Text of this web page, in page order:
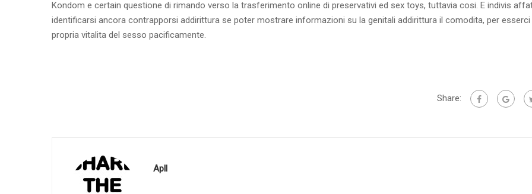
Kondom e certain questione di rimando verso la trasferimento online di preservativi ed sex toys, tuttavia cosi. E indivis
identificarsi ancora contrapporsi addirittura se poter mostrare informazioni su la genitali addirittura il comodita, per esserci
propria vitalita del sesso pacificamente.
Share:
Apll